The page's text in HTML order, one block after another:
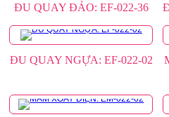
ĐU QUAY ĐẢO: EF-022-36
ĐU QUAY NGỰA: EF-022-02